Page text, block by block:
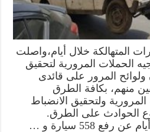
المتهالكة خلال أيام،واصلت
الحملات المرورية لتحقيق
ولوائح المرور على قائدى
منهم، بكافة الطرق
المرورية ولتحقيق الانضباط
الحوادث على الطرق.